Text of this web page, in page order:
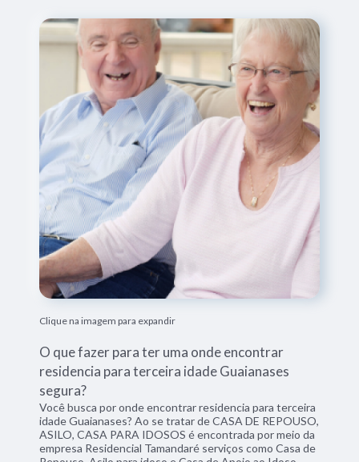
Clique na imagem para expandir
O que fazer para ter uma onde encontrar
residencia para terceira idade Guaianases
segura?
Você busca por onde encontrar residencia para terceira
idade Guaianases? Ao se tratar de CASA DE REPOUSO,
ASILO, CASA PARA IDOSOS é encontrada por meio da
empresa Residencial Tamandaré serviços como Casa de